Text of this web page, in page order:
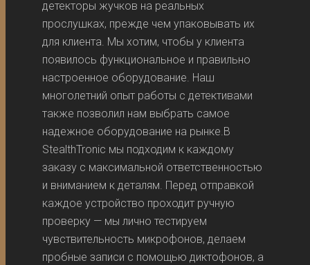
детекторы жучков на реальных
прослушках, прежде чем упаковывать их
для клиента. Мы хотим, чтобы у клиента
появилось функциональное и правильно
настроенное оборудование. Наш
многолетний опыт работы с детективами
также позволил нам выбрать самое
надежное оборудование на рынке.В
StealthTronic мы подходим к каждому
заказу с максимальной ответственностью
и вниманием к деталям. Перед отправкой
каждое устройство проходит ручную
проверку — мы лично тестируем
чувствительность микрофонов, делаем
пробные записи с помощью диктофонов, а